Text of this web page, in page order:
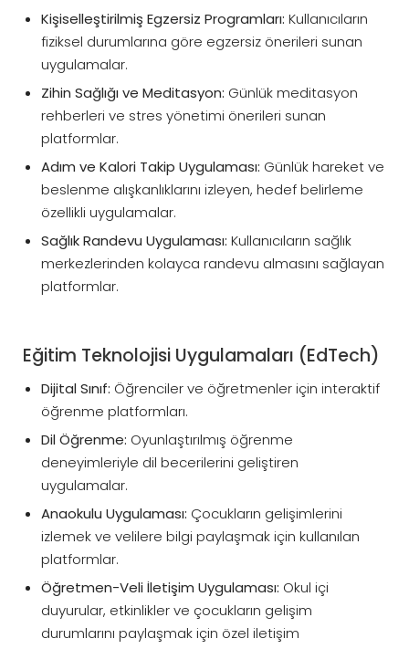
Kişiselleştirilmiş Egzersiz Programları: Kullanıcıların
fiziksel durumlarına göre egzersiz önerileri sunan
uygulamalar.
Zihin Sağlığı ve Meditasyon: Günlük meditasyon
rehberleri ve stres yönetimi önerileri sunan
platformlar.
Adım ve Kalori Takip Uygulaması: Günlük hareket ve
beslenme alışkanlıklarını izleyen, hedef belirleme
özellikli uygulamalar.
Sağlık Randevu Uygulaması: Kullanıcıların sağlık
merkezlerinden kolayca randevu almasını sağlayan
platformlar.
Eğitim Teknolojisi Uygulamaları (EdTech)
Dijital Sınıf: Öğrenciler ve öğretmenler için interaktif
öğrenme platformları.
Dil Öğrenme: Oyunlaştırılmış öğrenme
deneyimleriyle dil becerilerini geliştiren
uygulamalar.
Anaokulu Uygulaması: Çocukların gelişimlerini
izlemek ve velilere bilgi paylaşmak için kullanılan
platformlar.
Öğretmen-Veli İletişim Uygulaması: Okul içi
duyurular, etkinlikler ve çocukların gelişim
durumlarını paylaşmak için özel iletişim